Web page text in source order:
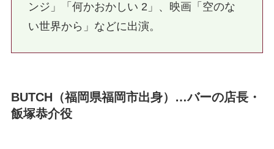
ンジ」「何かおかしい 2」、映画「空のな
い世界から」などに出演。
BUTCH（福岡県福岡市出身）…バーの店長・
飯塚恭介役